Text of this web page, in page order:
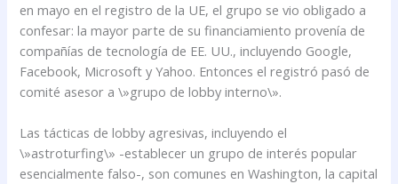
en mayo en el registro de la UE, el grupo se vio obligado a
confesar: la mayor parte de su financiamiento provenía de
compañías de tecnología de EE. UU., incluyendo Google,
Facebook, Microsoft y Yahoo. Entonces el registró pasó de
comité asesor a \»grupo de lobby interno\».
Las tácticas de lobby agresivas, incluyendo el
\»astroturfing\» -establecer un grupo de interés popular
esencialmente falso-, son comunes en Washington, la capital